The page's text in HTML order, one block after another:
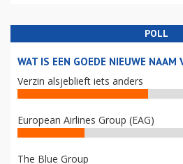
POLL
WAT IS EEN GOEDE NIEUWE NAAM
Verzin alsjeblieft iets anders
European Airlines Group (EAG)
The Blue Group